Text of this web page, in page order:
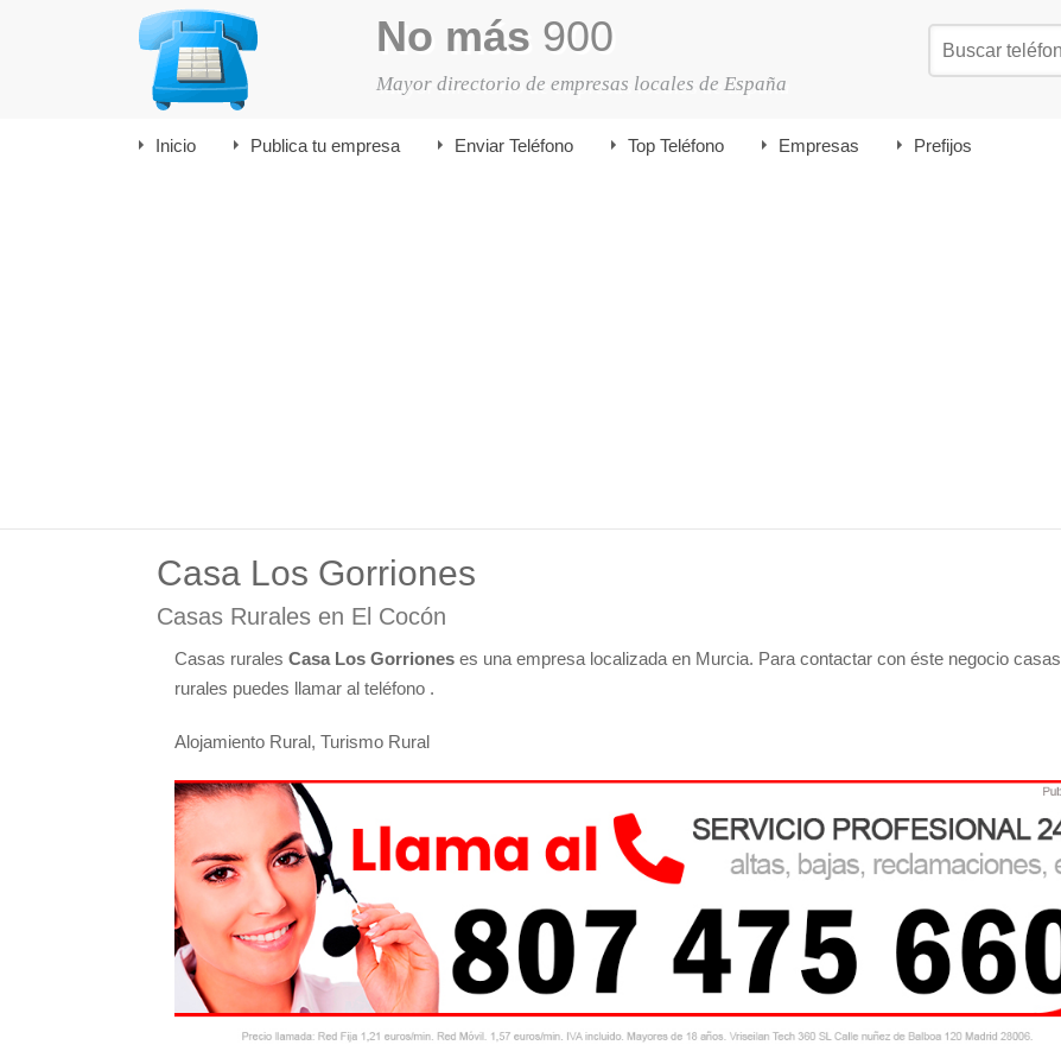
No más 900
Mayor directorio de empresas locales de España
Inicio Publica tu empresa Enviar Teléfono Top Teléfono Empresas Prefijos
Casa Los Gorriones
Casas Rurales en El Cocón
Casas rurales Casa Los Gorriones es una empresa localizada en Murcia. Para contactar con éste negocio casas
rurales puedes llamar al teléfono .
Alojamiento Rural, Turismo Rural